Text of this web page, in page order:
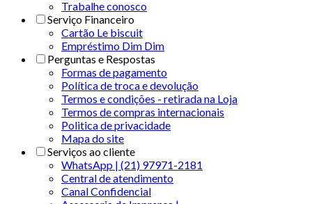
Trabalhe conosco
Serviço Financeiro
Cartão Le biscuit
Empréstimo Dim Dim
Perguntas e Respostas
Formas de pagamento
Política de troca e devolução
Termos e condições - retirada na Loja
Termos de compras internacionais
Politica de privacidade
Mapa do site
Serviços ao cliente
WhatsApp | (21) 97971-2181
Central de atendimento
Canal Confidencial